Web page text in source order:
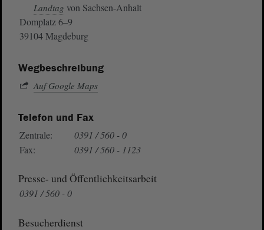
Landtag von Sachsen-Anhalt
Domplatz 6–9
39104 Magdeburg
Wegbeschreibung
Auf Google Maps
Telefon und Fax
Zentrale:
0391 / 560 - 0
Fax:
0391 / 560 - 1123
Presse- und Öffentlichkeitsarbeit
0391 / 560 - 0
Besucherdienst